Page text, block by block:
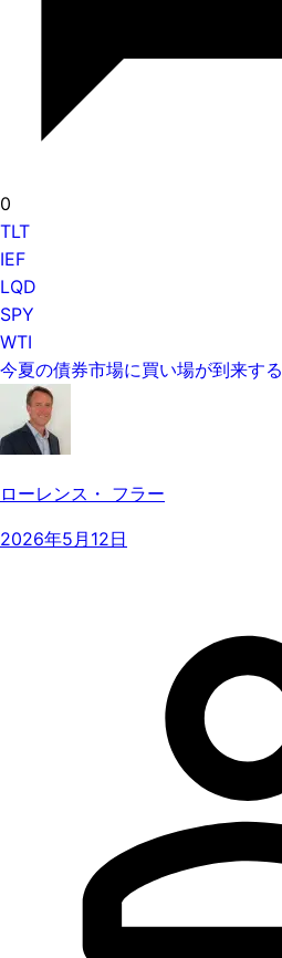
0
TLT
IEF
LQD
SPY
WTI
今夏の債券市場に買い場が到来する
ローレンス・ フラー
2026年5月12日